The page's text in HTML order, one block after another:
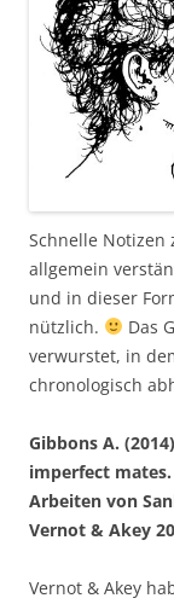
Schnelle Notizen
allgemein
und in dieser
nützlich.
Das
verwurstet, in
chronologisch
Gibbons A.
imperfect mates.
Arbeiten von
Vernot & Akey
Vernot & Akey